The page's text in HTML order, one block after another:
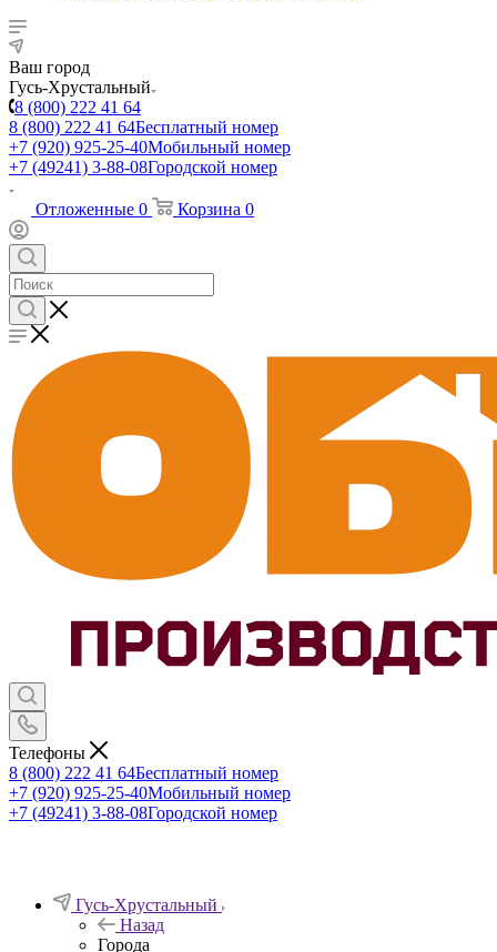
Ваш город
Гусь-Хрустальный
8 (800) 222 41 64
8 (800) 222 41 64Бесплатный номер
+7 (920) 925-25-40Мобильный номер
+7 (49241) 3-88-08Городской номер
Отложенные 0 Корзина 0
Телефоны
8 (800) 222 41 64Бесплатный номер
+7 (920) 925-25-40Мобильный номер
+7 (49241) 3-88-08Городской номер
Гусь-Хрустальный
Назад
Города